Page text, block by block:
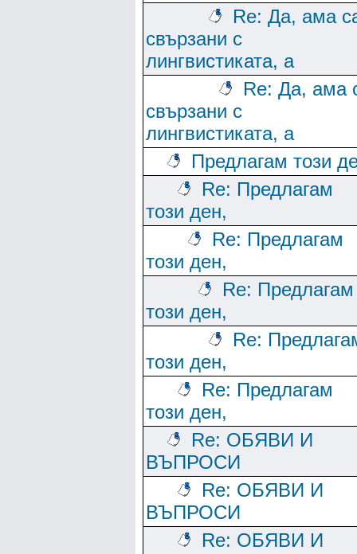
Re: Да, ама
свързани с
лингвистиката, а
Re: Да, ама
свързани с
лингвистиката, а
Предлагам този
Re: Предлагам
този ден,
Re: Предлагам
този ден,
Re: Предлагам
този ден,
Re:
този ден,
Re: Предлагам
този ден,
Re: ОБЯВИ И
ВЪПРОСИ
Re: ОБЯВИ И
ВЪПРОСИ
Re: ОБЯВИ И